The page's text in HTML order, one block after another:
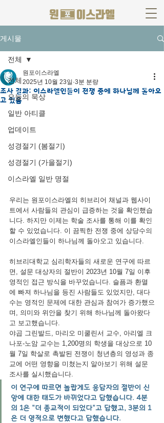
게시물
전체
오늘의 묵상
일반 아티클
업데이트
성경절기 (봄절기)
성경절기 (가을절기)
이스라엘 일반 명절
전체
조사 결과: 이스라엘인들이 전쟁 중에 하나님께 돌아오
고 있음
원포이스라엘
2025년 10월 23일 3분 분량
우리는 원포이스라엘의 히브리어 채널과 웹사이
트에서 사람들의 관심이 급증하는 것을 확인했습
니다. 하지만 이제는 학술 조사를 통해 이를 확인
할 수 있었습니다. 이 끔찍한 전쟁 중에 상당수의
이스라엘인들이 하나님께 돌아오고 있습니다.
히브리대학교 심리학자들의 새로운 연구에 따르
면, 설문 대상자의 절반이 2023년 10월 7일 이후
영적인 접근 방식을 바꾸었습니다. 슬픔과 환멸
에 빠져 하나님을 등진 사람들도 있었지만, 대다
수는 영적인 문제에 대한 관심과 참여가 증가했으
며, 의미와 위안을 찾기 위해 하나님께 돌아왔다
고 보고했습니다.
야곱 그린발드, 마리오 미쿨린서 교수, 아리엘 크
나포-노암 교수는 1,200명의 학생을 대상으로 10
월 7일 학살로 촉발된 전쟁이 청년층의 영성과 종
교에 어떤 영향을 미쳤는지 알아보기 위해 설문
조사를 실시했습니다.
이 연구에 따르면 놀랍게도 응답자의 절반이 신
앙에 대한 태도가 바뀌었다고 답했습니다. 4분
의 1은 "더 종교적이 되었다"고 답했고, 3분의 1
은 더 영적으로 변했다고 답했습니다.